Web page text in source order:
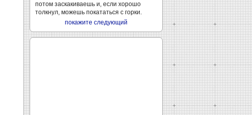
потом заскакиваешь и, если хорошо
толкнул, можешь покататься с горки.
покажите следующий